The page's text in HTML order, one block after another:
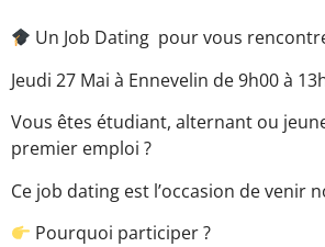
Un Job Dating pour vous
Jeudi 27 Mai à Ennevelin de 9h00 à
Vous êtes étudiant, alternant ou
premier emploi ?
Ce job dating est l’occasion de venir
Pourquoi participer ?